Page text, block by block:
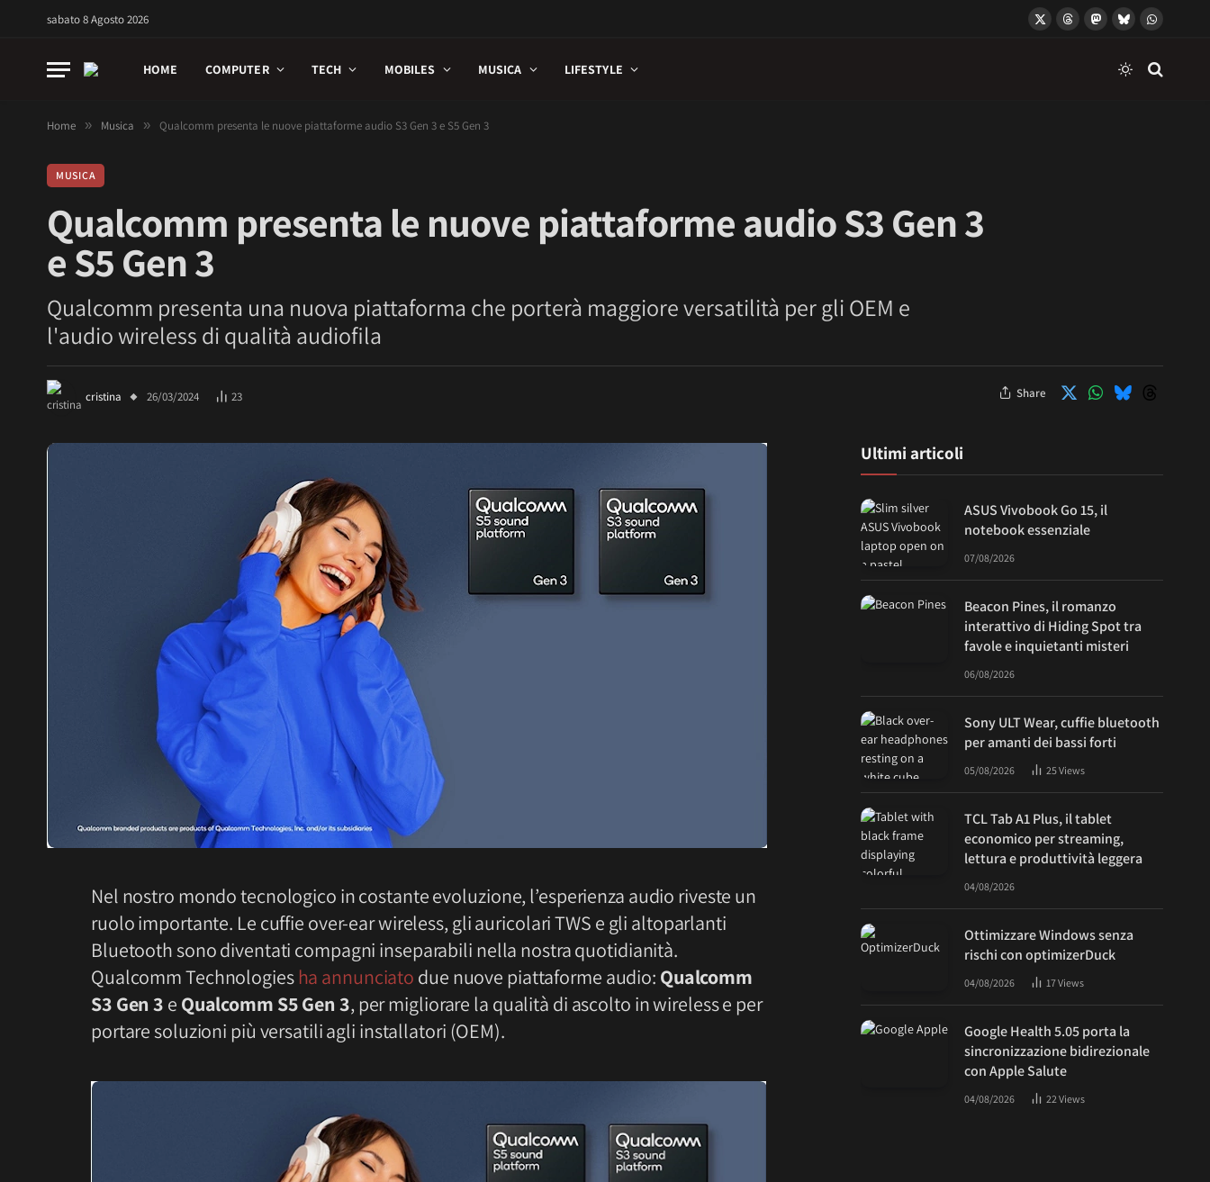
sabato 8 Agosto 2026
X
ThreadsMastodon
BlueskyWhatsApp
HOME COMPUTER TECH MOBILES MUSICA LIFESTYLE
Home » Musica » Qualcomm presenta le nuove piattaforme audio S3 Gen 3 e S5 Gen 3
MUSICA
Qualcomm presenta le nuove piattaforme audio S3 Gen 3
e S5 Gen 3
Qualcomm presenta una nuova piattaforma che porterà maggiore versatilità per gli OEM e
l'audio wireless di qualità audiofila
cristina 26/03/2024 23 Share
Nel nostro mondo tecnologico in costante evoluzione, l’esperienza audio riveste un
ruolo importante. Le cuffie over-ear wireless, gli auricolari TWS e gli altoparlanti
Bluetooth sono diventati compagni inseparabili nella nostra quotidianità.
Qualcomm Technologies ha annunciato due nuove piattaforme audio: Qualcomm
S3 Gen 3 e Qualcomm S5 Gen 3, per migliorare la qualità di ascolto in wireless e per
portare soluzioni più versatili agli installatori (OEM).
Ultimi articoli
ASUS Vivobook Go 15, il
notebook essenziale
07/08/2026
Beacon Pines, il romanzo
interattivo di Hiding Spot tra
favole e inquietanti misteri
06/08/2026
Sony ULT Wear, cuffie bluetooth
per amanti dei bassi forti
05/08/2026 25Views
TCL Tab A1 Plus, il tablet
economico per streaming,
lettura e produttività leggera
04/08/2026
Ottimizzare Windows senza
rischi con optimizerDuck
04/08/2026 17Views
Google Health 5.05 porta la
sincronizzazione bidirezionale
con Apple Salute
04/08/2026 22Views